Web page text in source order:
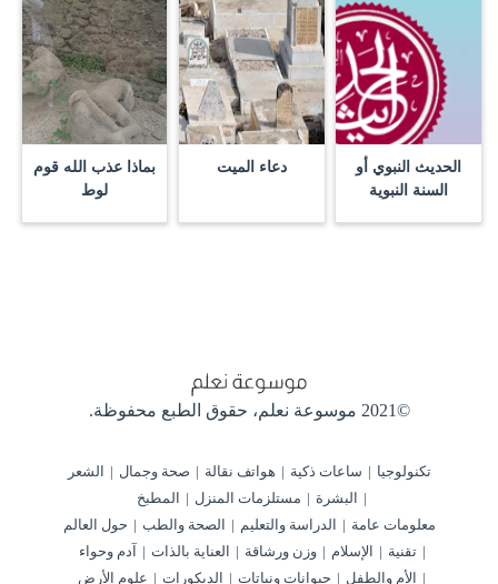
الحديث النبوي أو
السنة النبوية
دعاء الميت
بماذا عذب الله قوم
لوط
©2021 موسوعة نعلم، حقوق الطبع محفوظة.
تكنولوجيا ساعات ذكية هواتف نقالة صحة وجمال
الشعر
البشرة
مستلزمات المنزل
المطبخ
معلومات عامة
الدراسة والتعليم الصحة والطب
حول العالم
تقنية
الإسلام وزن ورشاقة العناية بالذات
آدم وحواء
الأم والطفل
حيوانات ونباتات الديكورات علوم الأرض